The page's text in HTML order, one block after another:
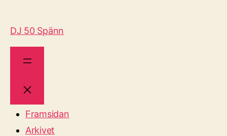
DJ 50 Spänn
Framsidan
Arkivet